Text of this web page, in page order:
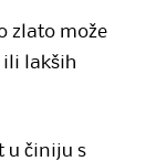
zlato može
lakših
u činiju s